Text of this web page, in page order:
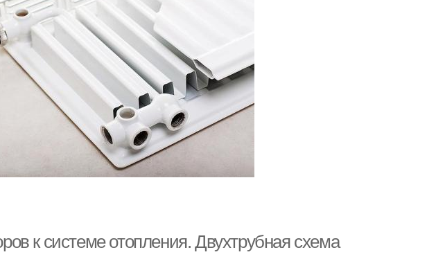
к системе отопления. Двухтрубная схема